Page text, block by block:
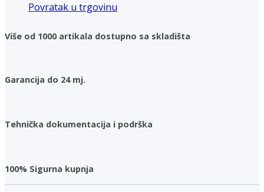
Povratak u trgovinu
Više od 1000 artikala dostupno sa skladišta
Garancija do 24 mj.
Tehnička dokumentacija i podrška
100% Sigurna kupnja